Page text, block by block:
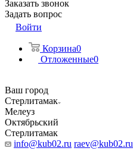
Заказать звонок
Задать вопрос
Войти
Корзина0
Отложенные0
Ваш город
Стерлитамак
Мелеуз
Октябрьский
Стерлитамак
info@kub02.ru raev@kub02.ru